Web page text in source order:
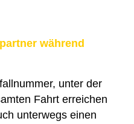
während
unter der
Fahrt erreichen
unterwegs einen